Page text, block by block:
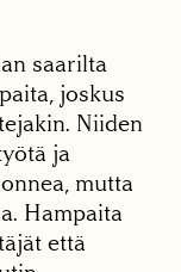
saarilta
joskus
Niiden
ja
mutta
Hampaita
että